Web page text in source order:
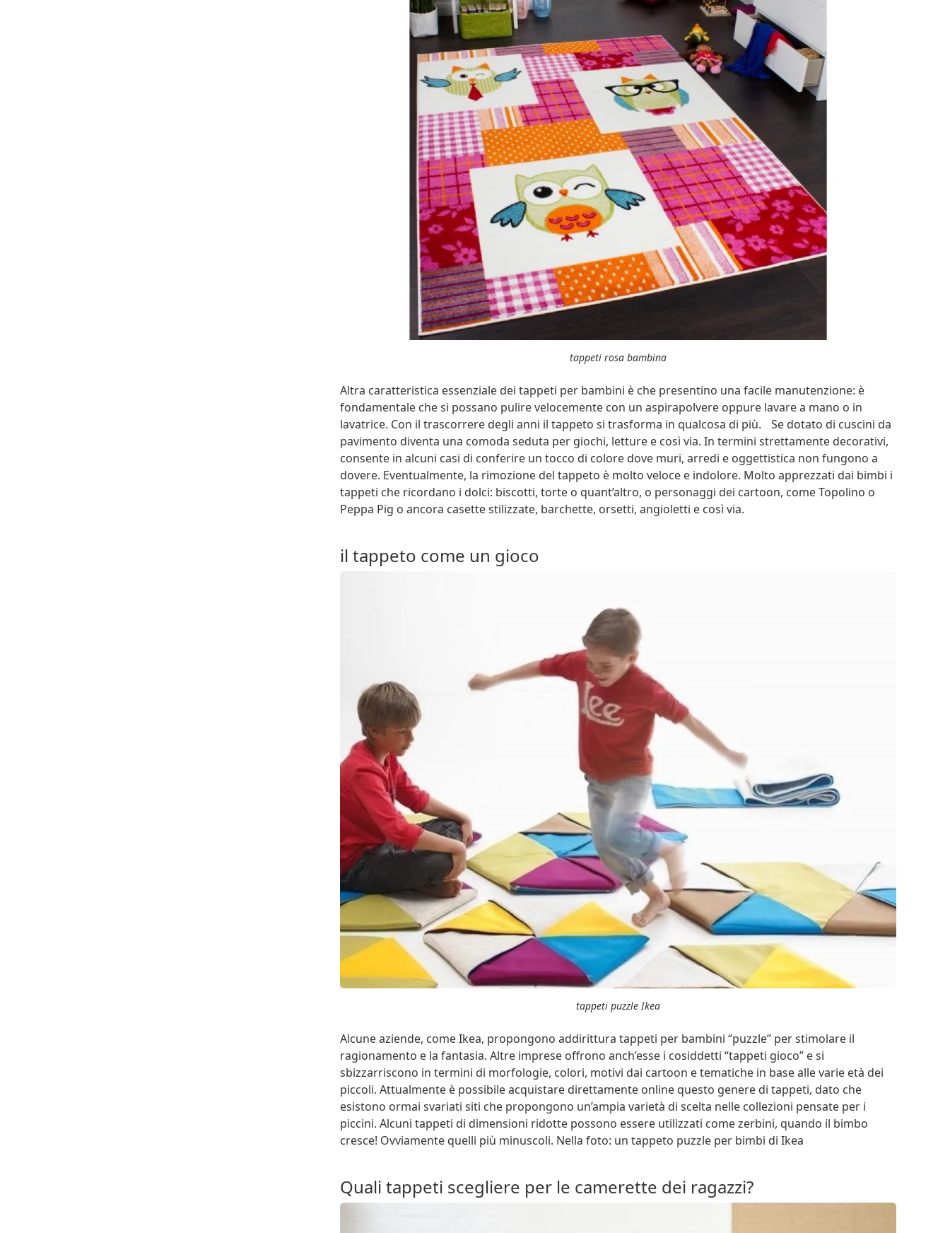
tappeti rosa bambina
Altra caratteristica essenziale dei tappeti per bambini è che presentino una facile manutenzione: è
fondamentale che si possano pulire velocemente con un aspirapolvere oppure lavare a mano o in
lavatrice. Con il trascorrere degli anni il tappeto si trasforma in qualcosa di più. Se dotato di cuscini da
pavimento diventa una comoda seduta per giochi, letture e così via. In termini strettamente decorativi,
consente in alcuni casi di conferire un tocco di colore dove muri, arredi e oggettistica non fungono a
dovere. Eventualmente, la rimozione del tappeto è molto veloce e indolore. Molto apprezzati dai bimbi i
tappeti che ricordano i dolci: biscotti, torte o quant’altro, o personaggi dei cartoon, come Topolino o
Peppa Pig o ancora casette stilizzate, barchette, orsetti, angioletti e così via.
il tappeto come un gioco
tappeti puzzle Ikea
Alcune aziende, come Ikea, propongono addirittura tappeti per bambini “puzzle” per stimolare il
ragionamento e la fantasia. Altre imprese offrono anch’esse i cosiddetti “tappeti gioco” e si
sbizzarriscono in termini di morfologie, colori, motivi dai cartoon e tematiche in base alle varie età dei
piccoli. Attualmente è possibile acquistare direttamente online questo genere di tappeti, dato che
esistono ormai svariati siti che propongono un’ampia varietà di scelta nelle collezioni pensate per i
piccini. Alcuni tappeti di dimensioni ridotte possono essere utilizzati come zerbini, quando il bimbo
cresce! Ovviamente quelli più minuscoli. Nella foto: un tappeto puzzle per bimbi di Ikea
Quali tappeti scegliere per le camerette dei ragazzi?